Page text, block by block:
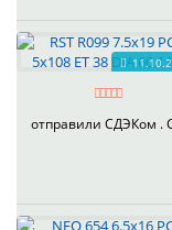
отправили СДЭКом .